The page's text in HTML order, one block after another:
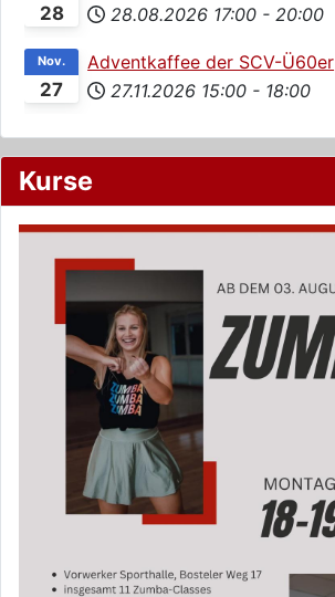
28
28.08.2026 17:00 - 20:00
27
Nov.
Adventkaffee der SCV-Ü60er
27.11.2026 15:00 - 18:00
Kurse